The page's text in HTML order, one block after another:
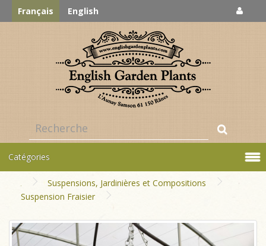
Français English
Catégories
Suspensions, Jardinières et Compositions
Suspension Fraisier